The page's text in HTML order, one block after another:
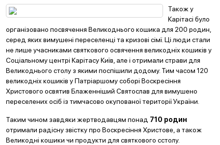
Також у
Карітасі було
організовано посвячення Великоднього кошика для 200 родин,
серед яких вимушені переселенці та кризові сімї. Ці люди стали
не лише учасниками святкового освячення великодніх кошиків у
Соціальному центрі Карітасу Київ, але і отримали страви для
Великоднього столу з якими поспішили додому. Тим часом 120
великодніх кошиків у Патріаршому соборі Воскресіння
Христового освятив Блаженніший Святослав для вимушено
переселених осіб із тимчасово окупованої території України.
Таким чином завдяки жертводавцям понад 710 родин
отримали радісну звістку про Воскресіння Христове, а також
Великодні кошики чи продукти для святкового сстолу.